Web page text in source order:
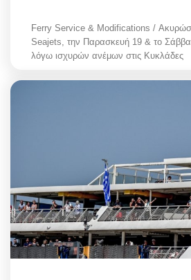
Ferry Service & Modifications /
Seajets, την Παρασκευή 19 & το
λόγω ισχυρών ανέμων στις Κυκλάδες